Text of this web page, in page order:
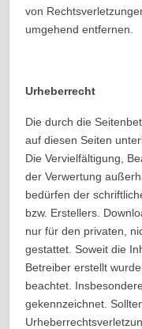
von
umgehend entfernen.
Urheberrecht
Die durch die
auf diesen Seiten
Die Vervielfältigung,
der Verwertung
bedürfen der
bzw. Erstellers.
nur für den privaten,
gestattet. Soweit die
Betreiber erstellt
beachtet.
gekennzeichnet.